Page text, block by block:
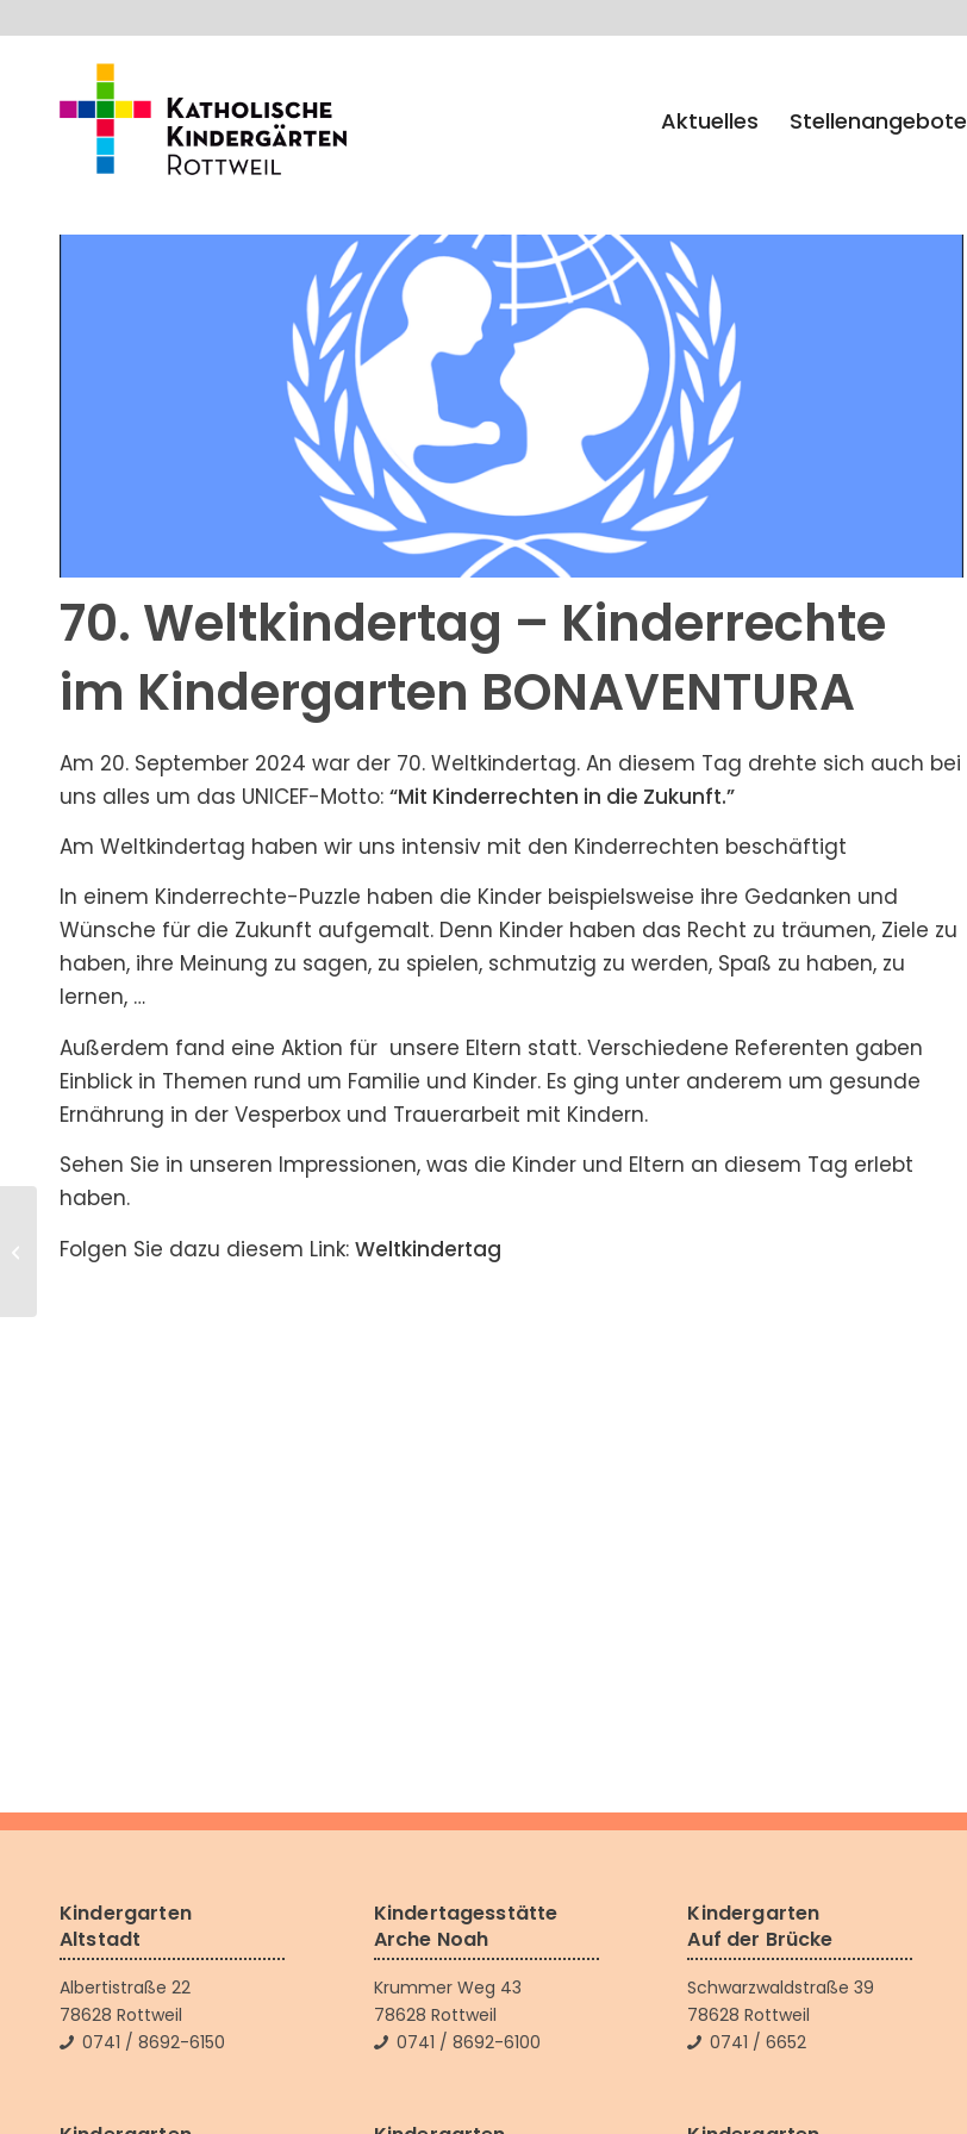
Aktuelles Stellenangebote
70. Weltkindertag – Kinderrechte
im Kindergarten BONAVENTURA
Am 20. September 2024 war der 70. Weltkindertag. An diesem Tag drehte sich auch bei
uns alles um das UNICEF-Motto: “Mit Kinderrechten in die Zukunft.”
Am Weltkindertag haben wir uns intensiv mit den Kinderrechten beschäftigt
In einem Kinderrechte-Puzzle haben die Kinder beispielsweise ihre Gedanken und
Wünsche für die Zukunft aufgemalt. Denn Kinder haben das Recht zu träumen, Ziele zu
haben, ihre Meinung zu sagen, zu spielen, schmutzig zu werden, Spaß zu haben, zu
lernen, …
Außerdem fand eine Aktion für unsere Eltern statt. Verschiedene Referenten gaben
Einblick in Themen rund um Familie und Kinder. Es ging unter anderem um gesunde
Ernährung in der Vesperbox und Trauerarbeit mit Kindern.
Sehen Sie in unseren Impressionen, was die Kinder und Eltern an diesem Tag erlebt
haben.
Folgen Sie dazu diesem Link: Weltkindertag
Kindergarten
Altstadt
Albertistraße 22
78628 Rottweil
0741 / 8692-6150
Kindertagesstätte
Arche Noah
Krummer Weg 43
78628 Rottweil
0741 / 8692-6100
Kindergarten
Auf der Brücke
Schwarzwaldstraße 39
78628 Rottweil
0741 / 6652
SOMMERFEST!! – Kiga
Altstadt